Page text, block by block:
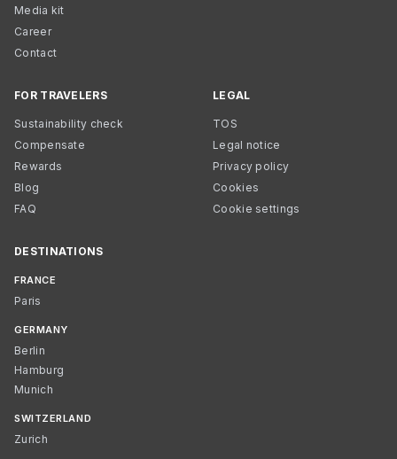
Media kit
Career
Contact
FOR TRAVELERS
Sustainability check
Compensate
Rewards
Blog
FAQ
LEGAL
TOS
Legal notice
Privacy policy
Cookies
Cookie settings
DESTINATIONS
FRANCE
Paris
GERMANY
Berlin
Hamburg
Munich
SWITZERLAND
Zurich